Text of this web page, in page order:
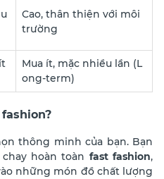
Cao, thân thiện với môi
trường
Mua ít, mặc nhiều lần (L
ong-term)
thông minh của bạn. Bạn
hoàn toàn fast fashion,
những món đồ chất lượng